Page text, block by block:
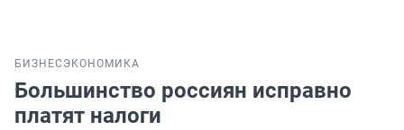
БИЗНЕС ЭКОНОМИКА
Большинство россиян исправно
платят налоги